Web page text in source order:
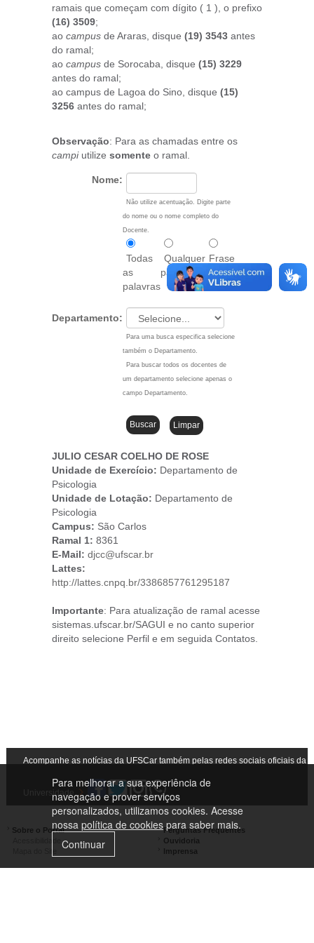
Para melhorar a sua experiência de
navegação e prover serviços
personalizados, utilizamos cookies. Acesse
nossa política de cookiespara saber mais.
Continuar
ramais que começam com dígito ( 1 ), o prefixo
(16) 3509;
ao campus de Araras, disque (19) 3543 antes
do ramal;
ao campus de Sorocaba, disque (15) 3229
antes do ramal;
ao campus de Lagoa do Sino, disque (15)
3256 antes do ramal;
Observação: Para as chamadas entre os
campiutilize somente o ramal.
Nome:
Não utilize acentuação. Digite parte
do nome ou o nome completo do
Docente.
Todas
as
palavras
Qualquer
palavra
Frase
exata
Departamento:
Para uma busca especifica selecione
também o Departamento.
Para buscar todos os docentes de
um departamento selecione apenas o
campo Departamento.
JULIO CESAR COELHO DE ROSE
Unidade de Exercício: Departamento de
Psicologia
Unidade de Lotação: Departamento de
Psicologia
Campus: São Carlos
Ramal 1: 8361
E-Mail: djcc@ufscar.br
Lattes:
http://lattes.cnpq.br/3386857761295187
Importante: Para atualização de ramal acesse
sistemas.ufscar.br/SAGUI e no canto superior
direito selecione Perfil e em seguida Contatos.
Acompanhe as notícias da UFSCar também pelas redes sociais oficiais da
Universidade
Sobre o Portal
Perguntas Frequentes
Ouvidoria
Imprensa